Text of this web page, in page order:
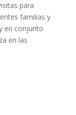
para
familias y
en conjunto
en las